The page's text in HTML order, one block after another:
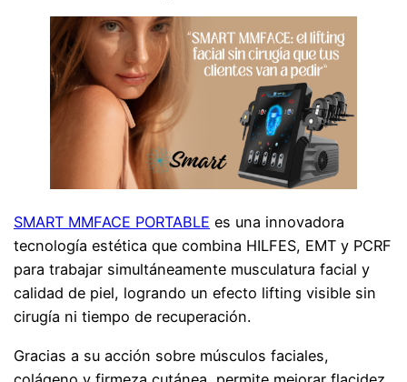
SMART MMFACE PORTABLE es una innovadora
tecnología estética que combina HILFES, EMT y PCRF
para trabajar simultáneamente musculatura facial y
calidad de piel, logrando un efecto lifting visible sin
cirugía ni tiempo de recuperación.
Gracias a su acción sobre músculos faciales,